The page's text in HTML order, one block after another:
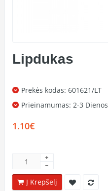
Lipdukas
Prekės kodas: 601621/LT
Prieinamumas: 2-3 Dienos
1.10€
Į Krepšelį